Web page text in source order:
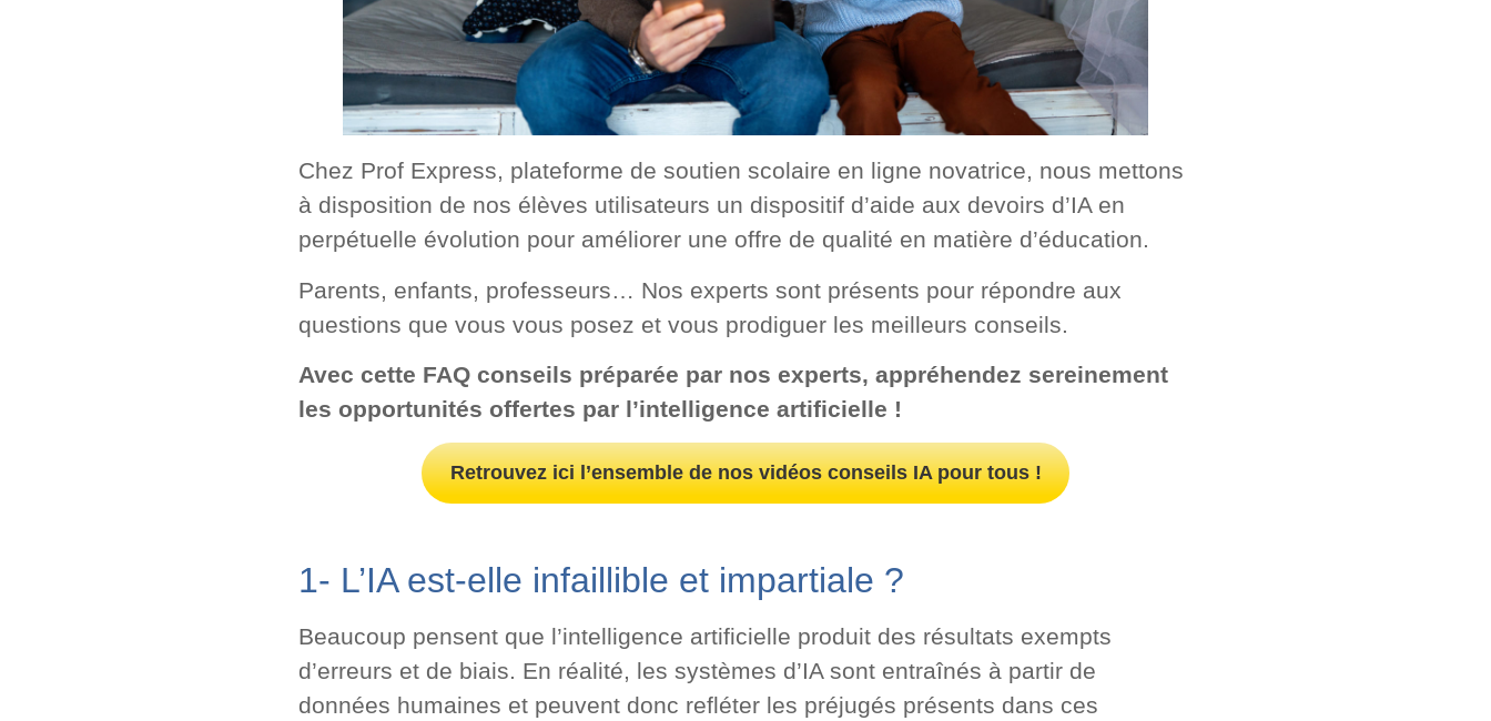
Chez Prof Express, plateforme de soutien scolaire en ligne novatrice, nous mettons
à disposition de nos élèves utilisateurs un dispositif d’aide aux devoirs d’IA en
perpétuelle évolution pour améliorer une offre de qualité en matière d’éducation.
Parents, enfants, professeurs… Nos experts sont présents pour répondre aux
questions que vous vous posez et vous prodiguer les meilleurs conseils.
Avec cette FAQ conseils préparée par nos experts, appréhendez sereinement
les opportunités offertes par l’intelligence artificielle !
Retrouvez ici l’ensemble de nos vidéos conseils IA pour tous !
1- L’IA est-elle infaillible et impartiale ?
Beaucoup pensent que l’intelligence artificielle produit des résultats exempts
d’erreurs et de biais. En réalité, les systèmes d’IA sont entraînés à partir de
données humaines et peuvent donc refléter les préjugés présents dans ces